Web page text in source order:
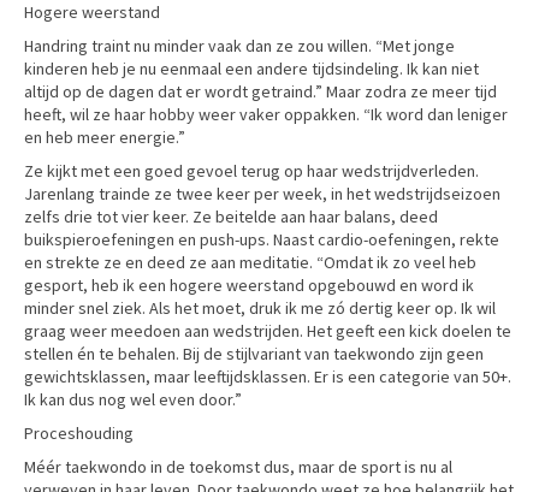
Hogere weerstand
Handring traint nu minder vaak dan ze zou willen. “Met jonge
kinderen heb je nu eenmaal een andere tijdsindeling. Ik kan niet
altijd op de dagen dat er wordt getraind.” Maar zodra ze meer tijd
heeft, wil ze haar hobby weer vaker oppakken. “Ik word dan leniger
en heb meer energie.”
Ze kijkt met een goed gevoel terug op haar wedstrijdverleden.
Jarenlang trainde ze twee keer per week, in het wedstrijdseizoen
zelfs drie tot vier keer. Ze beitelde aan haar balans, deed
buikspieroefeningen en push-ups. Naast cardio-oefeningen, rekte
en strekte ze en deed ze aan meditatie. “Omdat ik zo veel heb
gesport, heb ik een hogere weerstand opgebouwd en word ik
minder snel ziek. Als het moet, druk ik me zó dertig keer op. Ik wil
graag weer meedoen aan wedstrijden. Het geeft een kick doelen te
stellen én te behalen. Bij de stijlvariant van taekwondo zijn geen
gewichtsklassen, maar leeftijdsklassen. Er is een categorie van 50+.
Ik kan dus nog wel even door.”
Proceshouding
Méér taekwondo in de toekomst dus, maar de sport is nu al